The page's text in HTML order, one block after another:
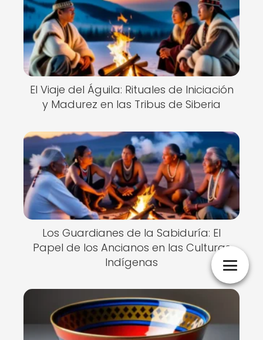
El Viaje del Águila: Rituales de Iniciación
y Madurez en las Tribus de Siberia
Los Guardianes de la Sabiduría: El
Papel de los Ancianos en las Culturas
Indígenas